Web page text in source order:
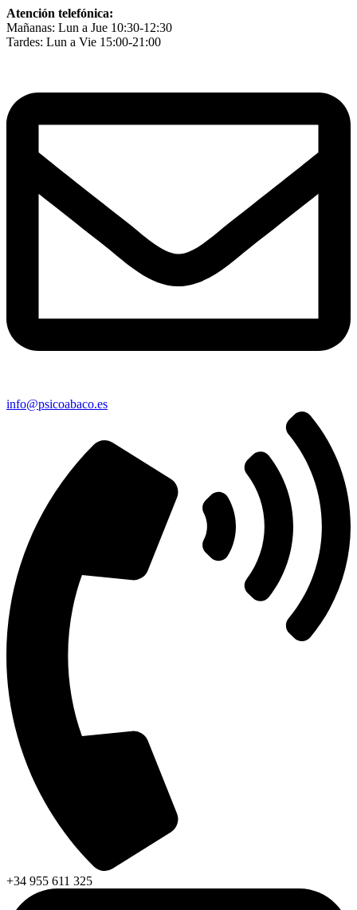
Ir
al
contenido
Atención telefónica:
Mañanas: Lun a Jue 10:30-12:30
Tardes: Lun a Vie 15:00-21:00
info@psicoabaco.es
+34 955 611 325